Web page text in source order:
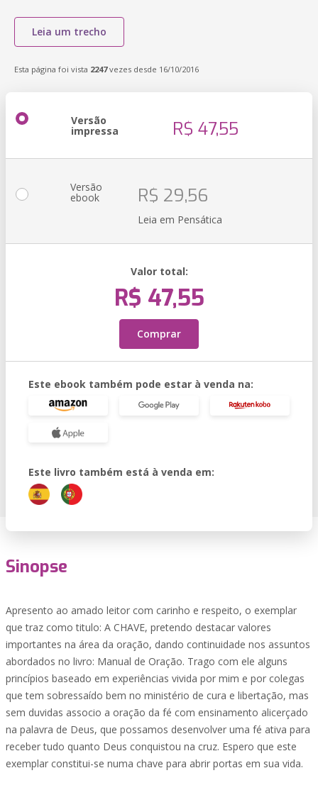
Leia um trecho
Esta página foi vista 2247vezes desde 16/10/2016
Versão
impressa R$ 47,55
Versão
ebook R$ 29,56
Leia em Pensática
Valor total:
R$ 47,55
Comprar
Este ebook também pode estar à venda na:
Este livro também está à venda em:
Sinopse
Apresento ao amado leitor com carinho e respeito, o exemplar
que traz como titulo: A CHAVE, pretendo destacar valores
importantes na área da oração, dando continuidade nos assuntos
abordados no livro: Manual de Oração. Trago com ele alguns
princípios baseado em experiências vivida por mim e por colegas
que tem sobressaído bem no ministério de cura e libertação, mas
sem duvidas associo a oração da fé com ensinamento alicerçado
na palavra de Deus, que possamos desenvolver uma fé ativa para
receber tudo quanto Deus conquistou na cruz. Espero que este
exemplar constitui-se numa chave para abrir portas em sua vida.